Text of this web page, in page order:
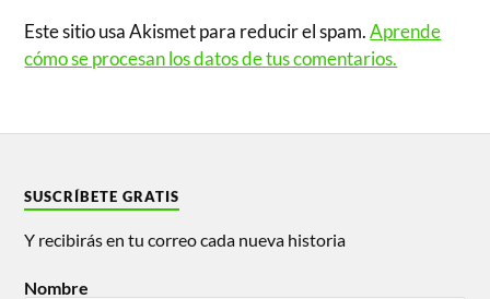
Este sitio usa Akismet para reducir el spam.Aprende
cómo se procesan los datos de tus comentarios.
SUSCRÍBETE GRATIS
Y recibirás en tu correo cada nueva historia
Nombre